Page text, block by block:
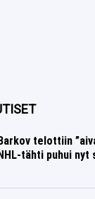
telottiin
tähti puhui nyt